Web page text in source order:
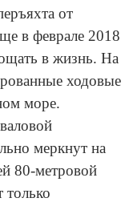
от
в феврале 2018
в жизнь. На
ходовые
море.
меркнут на
80-метровой
только